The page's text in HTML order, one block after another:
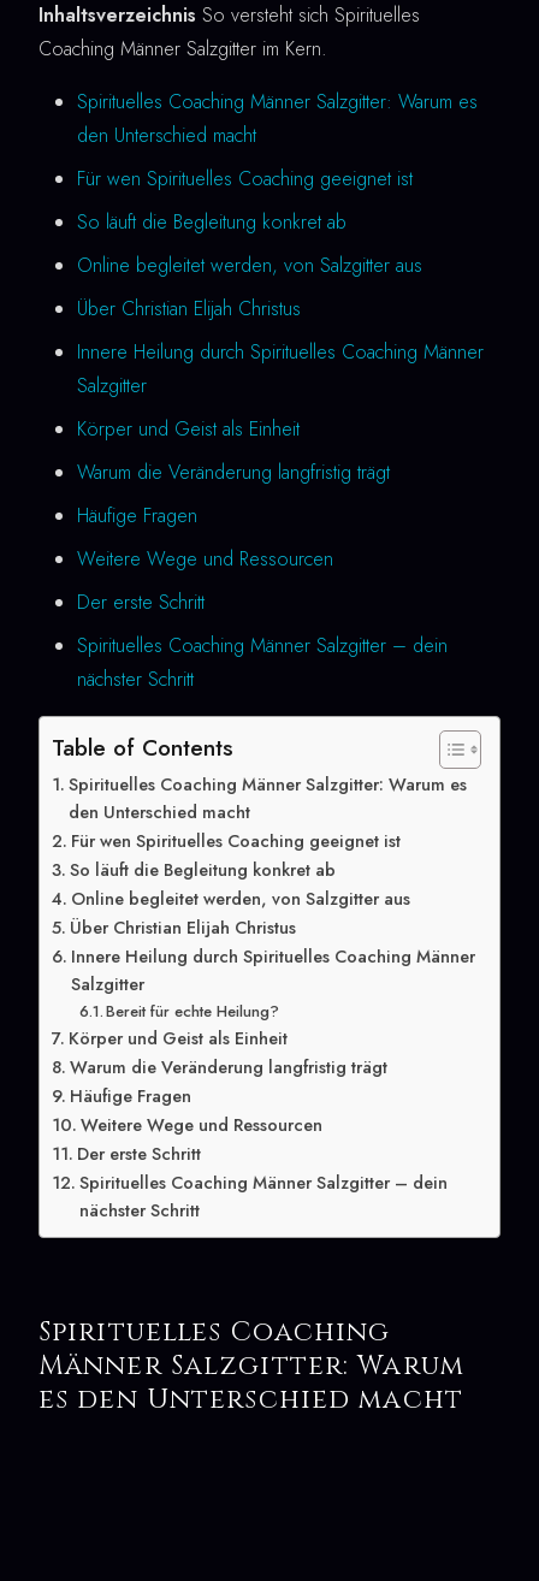
Inhaltsverzeichnis So versteht sich Spirituelles
Coaching Männer Salzgitter im Kern.
Spirituelles Coaching Männer Salzgitter: Warum es
den Unterschied macht
Für wen Spirituelles Coaching geeignet ist
So läuft die Begleitung konkret ab
Online begleitet werden, von Salzgitter aus
Über Christian Elijah Christus
Innere Heilung durch Spirituelles Coaching Männer
Salzgitter
Körper und Geist als Einheit
Warum die Veränderung langfristig trägt
Häufige Fragen
Weitere Wege und Ressourcen
Der erste Schritt
Spirituelles Coaching Männer Salzgitter – dein
nächster Schritt
Table of Contents
Spirituelles Coaching Männer Salzgitter: Warum es
den Unterschied macht
Für wen Spirituelles Coaching geeignet ist
So läuft die Begleitung konkret ab
Online begleitet werden, von Salzgitter aus
Über Christian Elijah Christus
Innere Heilung durch Spirituelles Coaching Männer
Salzgitter
Bereit für echte Heilung?
Körper und Geist als Einheit
Warum die Veränderung langfristig trägt
Häufige Fragen
Weitere Wege und Ressourcen
Der erste Schritt
Spirituelles Coaching Männer Salzgitter – dein
nächster Schritt
Spirituelles Coaching
Männer Salzgitter: Warum
es den Unterschied macht